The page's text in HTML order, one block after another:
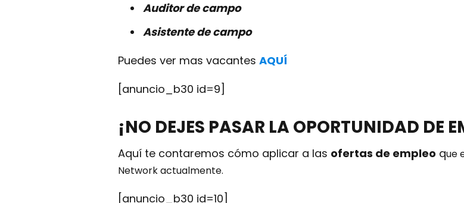
Auditor de campo
Asistente de campo
Puedes ver mas vacantes AQUÍ
[anuncio_b30 id=9]
¡NO DEJES PASAR LA OPORTUNIDAD DE
Aquí te contaremos cómo aplicar a las ofertas de empleo que
Networkactualmente.
[anuncio_b30 id=10]